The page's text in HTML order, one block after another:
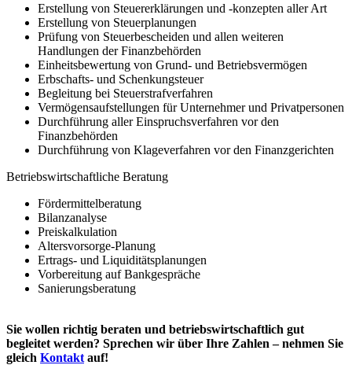
Erstellung von Steuererklärungen und -konzepten aller Art
Erstellung von Steuerplanungen
Prüfung von Steuerbescheiden und allen weiteren
Handlungen der Finanzbehörden
Einheitsbewertung von Grund- und Betriebsvermögen
Erbschafts- und Schenkungsteuer
Begleitung bei Steuerstrafverfahren
Vermögensaufstellungen für Unternehmer und Privatpersonen
Durchführung aller Einspruchsverfahren vor den
Finanzbehörden
Durchführung von Klageverfahren vor den Finanzgerichten
Betriebswirtschaftliche Beratung
Fördermittelberatung
Bilanzanalyse
Preiskalkulation
Altersvorsorge-Planung
Ertrags- und Liquiditätsplanungen
Vorbereitung auf Bankgespräche
Sanierungsberatung
Sie wollen richtig beraten und betriebswirtschaftlich gut
begleitet werden? Sprechen wir über Ihre Zahlen – nehmen Sie
gleich Kontakt auf!